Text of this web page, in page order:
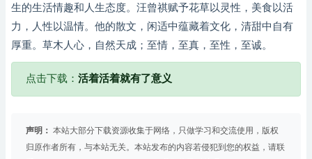
生的生活情趣和人生态度。汪曾祺赋予花草以灵性，美食以活
力，人性以温情。他的散文，闲适中蕴藏着文化，清甜中自有
厚重。草木人心，自然天成；至情，至真，至性，至诚。
点击下载： 活着活着就有了意义
声明： 本站大部分下载资源收集于网络，只做学习和交流使用，版权
归原作者所有，与本站无关。本站发布的内容若侵犯到您的权益，请联